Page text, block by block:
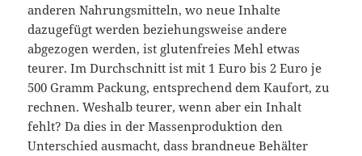
anderen Nahrungsmitteln, wo neue Inhalte
dazugefügt werden beziehungsweise andere
abgezogen werden, ist glutenfreies Mehl etwas
teurer. Im Durchschnitt ist mit 1 Euro bis 2 Euro je
500 Gramm Packung, entsprechend dem Kaufort, zu
rechnen. Weshalb teurer, wenn aber ein Inhalt
fehlt? Da dies in der Massenproduktion den
Unterschied ausmacht, dass brandneue Behälter